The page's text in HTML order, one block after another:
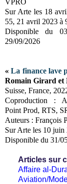
Sur Arte les 18
55, 21 avril 2023 à
Disponible du
29/09/2026
«La finance lave
Romain Girard et
Suisse, France,
Coproduction :
Point Prod, RTS,
Auteurs : François
Sur Arte les 10
Disponible du 31/
Articles sur
Affaire al-
Aviation/